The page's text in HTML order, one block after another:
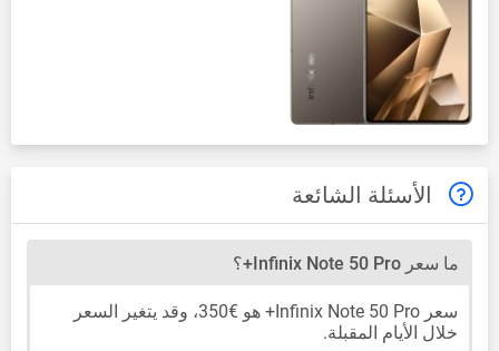
الأسئلة الشائعة
ما سعر Infinix Note 50 Pro+؟
سعر Infinix Note 50 Pro+ هو €350، وقد يتغير السعر
خلال الأيام المقبلة.